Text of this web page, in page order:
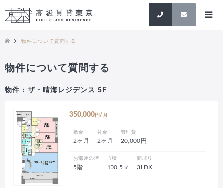
検索
物件について質問する
物件について質問する
物件 : ザ・晴海レジデンス 5F
350,000 円/月
敷金
2ヶ月
礼金
2ヶ月
管理費
20,000円
お部屋の階
5階
面積
100.5㎡
間取り
3LDK